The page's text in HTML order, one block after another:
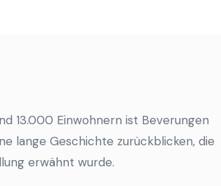
13.000 Einwohnern ist Beverungen
lange Geschichte zurückblicken, die
erwähnt wurde.